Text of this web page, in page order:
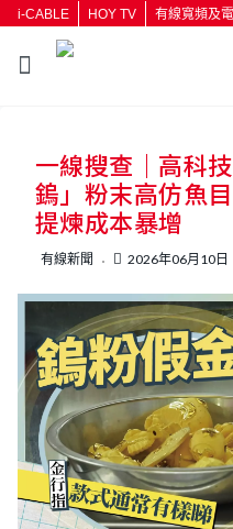
i-CABLE HOY TV 有線寬頻及
按輸
一線搜查｜高科
鎢」粉末高仿魚
提煉成本暴增
有線新聞 2026年06月10日